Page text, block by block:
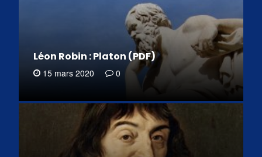
Léon Robin : Platon (PDF)
15 mars 2020 0